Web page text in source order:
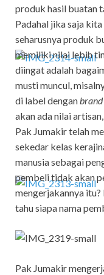
produk hasil buatan
Padahal jika saja
seharusnya produk
memiliki nilai lebih
diingat adalah
musti muncul,
di label denganbrand
akan ada nilai
Pak Jumakir telah
sekedar kelas
manusia sebagai
pembeli tidak akan
mengerjakannya
tahu siapa nama
Pak Jumakir